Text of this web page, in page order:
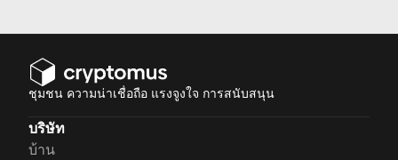
ชุมชน ความน่าเชื่อถือ แรงจูงใจ การสนับสนุน
บริษัท
บ้าน